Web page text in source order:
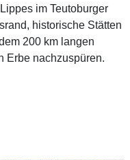
im Teutoburger
historische Stätten
200 km langen
Erbe nachzuspüren.